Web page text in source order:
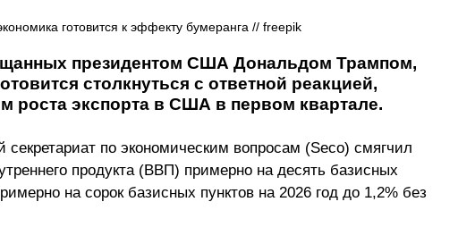
готовится к эффекту бумеранга // freepik
президентом США Дональдом Трампом,
столкнуться с ответной реакцией,
роста экспорта в США в первом квартале.
секретариат по экономическим вопросам (Seco) смягчил
продукта (ВВП) примерно на десять базисных
на сорок базисных пунктов на 2026 год до 1,2% без